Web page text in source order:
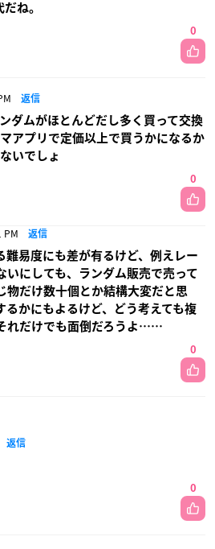
ね。
0
返信
ダムがほとんどだし多く買って交換
アプリで定価以上で買うかになるか
いでしょ
0
PM 返信
難易度にも差が有るけど、例えレー
いにしても、ランダム販売で売って
物だけ数十個とか結構大変だと思
るかにもよるけど、どう考えても複
れだけでも面倒だろうよ……
0
返信
0